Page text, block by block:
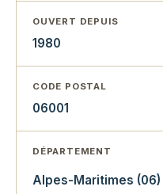
OUVERT DEPUIS
1980
CODE POSTAL
06001
DÉPARTEMENT
Alpes-Maritimes (06)